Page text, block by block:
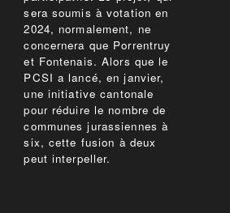
sera soumis à votation en
2024, normalement, ne
concernera que Porrentruy
et Fontenais. Alors que le
PCSI a lancé, en janvier,
une initiative cantonale
pour réduire le nombre de
communes jurassiennes à
six, cette fusion à deux
peut interpeller.